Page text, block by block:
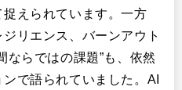
えられています。一方
リエンス、バーンアウト
ならではの課題”も、依然
で語られていました。AI